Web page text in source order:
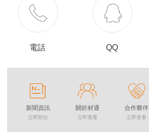
電話 QQ
新聞資訊
立即前往
關於材通
立即查看
合作夥伴
立即查看